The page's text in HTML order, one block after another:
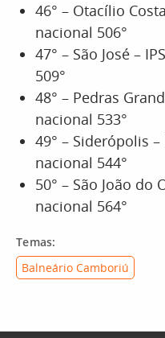
46° – Otacílio
nacional 506°
47° – São José –
509°
48° – Pedras
nacional 533°
49° – Siderópolis –
nacional 544°
50° – São João do
nacional 564°
Temas:
Balneário Camboriú